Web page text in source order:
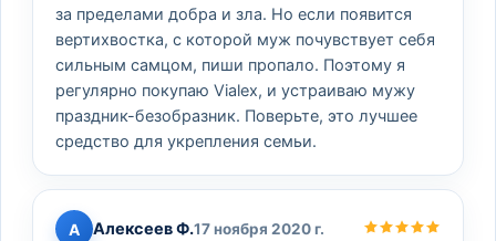
за пределами добра и зла. Но если появится
вертихвостка, с которой муж почувствует себя
сильным самцом, пиши пропало. Поэтому я
регулярно покупаю Vialex, и устраиваю мужу
праздник-безобразник. Поверьте, это лучшее
средство для укрепления семьи.
А Алексеев Ф.17 ноября 2020 г.